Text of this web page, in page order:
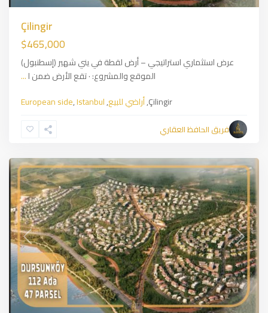
Çilingir
$465,000
عرض استثماري استراتيجي – أرض لقطة في يني شهير (إسطنبول)
الموقع والمشروع: · تقع الأرض ضمن ا...
Çilingir, أراضي للبيع,
European side,Istanbul
فريق الحافظ العقاري
Istanbul
أراضي
Next